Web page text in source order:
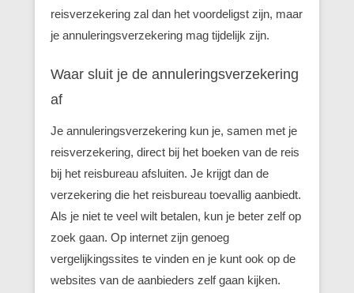
reisverzekering zal dan het voordeligst zijn, maar
je annuleringsverzekering mag tijdelijk zijn.
Waar sluit je de annuleringsverzekering
af
Je annuleringsverzekering kun je, samen met je
reisverzekering, direct bij het boeken van de reis
bij het reisbureau afsluiten. Je krijgt dan de
verzekering die het reisbureau toevallig aanbiedt.
Als je niet te veel wilt betalen, kun je beter zelf op
zoek gaan. Op internet zijn genoeg
vergelijkingssites te vinden en je kunt ook op de
websites van de aanbieders zelf gaan kijken.